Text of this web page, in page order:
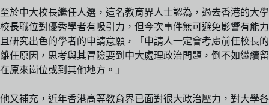
至於中大校長繼任人選，這名教育界人士認為，過去香港的大學
校長職位對優秀學者有吸引力，但今次事件無可避免影響有能力
且研究出色的學者的申請意願，「申請人一定會考慮前任校長的
離任原因，思考與其冒險要到中大處理政治問題，倒不如繼續留
在原來崗位或到其他地方。」
他又補充，近年香港高等教育界已面對很大政治壓力，對大學各